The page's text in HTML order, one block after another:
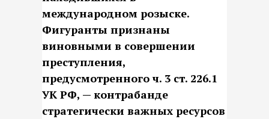
международном розыске.
Фигуранты признаны
виновными в совершении
преступления,
предусмотренного ч. 3 ст. 226.1
УК РФ, — контрабанде
стратегически важных ресурсов